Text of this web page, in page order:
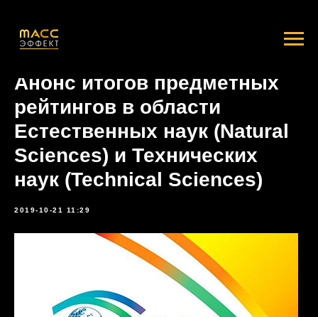
Анонс итогов предметных
рейтингов в области
Естественных наук (Natural
Sciences) и Технических
наук (Technical Sciences)
2019-10-21 11:29